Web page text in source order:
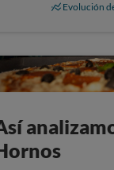
Evolución